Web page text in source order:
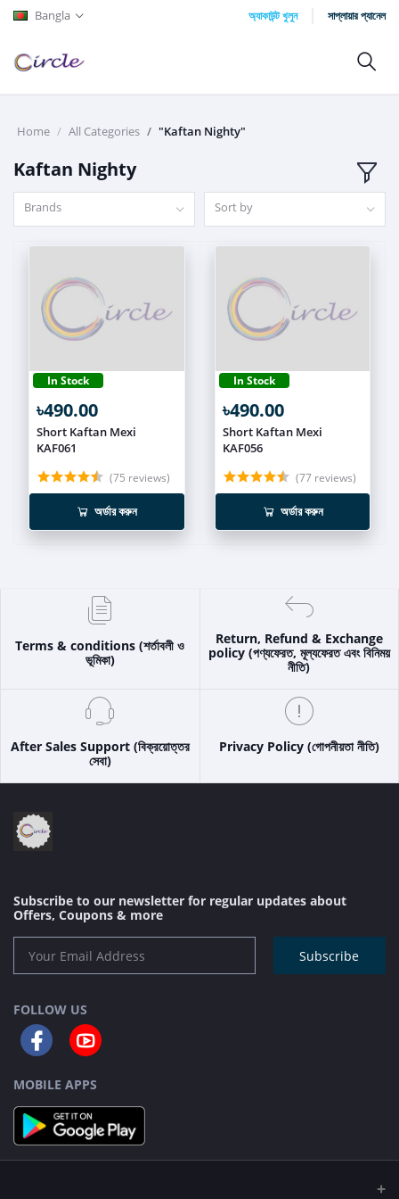
Bangla অ্যাকাউন্ট খুলুন সাপ্লায়ার প্যানেল
Home All Categories "Kaftan Nighty"
Kaftan Nighty
Brands Sort by
In Stock
৳490.00
Short Kaftan Mexi
KAF061
(75 reviews)
অর্ডার করুন
In Stock
৳490.00
Short Kaftan Mexi
KAF056
(77 reviews)
অর্ডার করুন
Terms & conditions (শর্তাবলী ও
ভূমিকা)
Return, Refund & Exchange
policy (পণ্যফেরত, মূল্যফেরত এবং বিনিময়
নীতি)
After Sales Support (বিক্রয়োত্তর
সেবা)
Privacy Policy (গোপনীয়তা নীতি)
Subscribe to our newsletter for regular updates about
Offers, Coupons & more
Subscribe
FOLLOW US
MOBILE APPS